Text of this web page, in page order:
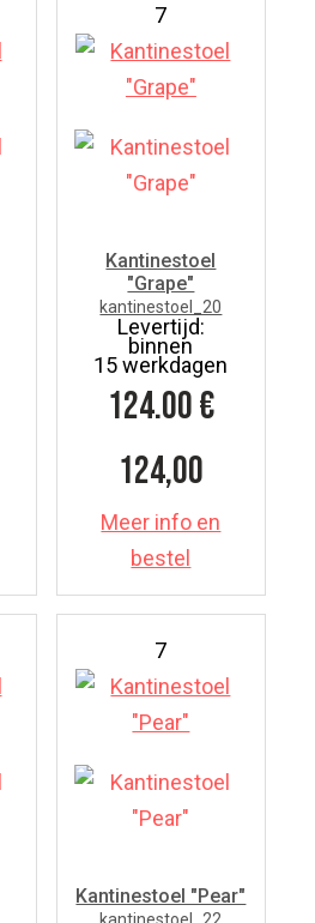
7
Kantinestoel
"Grape"
kantinestoel_20
Levertijd:
binnen
15 werkdagen
124.00€
124,00
Meer info en
bestel
7
Kantinestoel "Pear"